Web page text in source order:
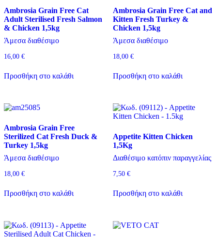
Αποθήκευση
Ambrosia Grain Free Cat
Adult Sterilised Fresh Salmon
& Chicken 1,5kg
Άμεσα διαθέσιμο
16,00 €
Προσθήκη στο καλάθι
Ambrosia Grain Free Cat and
Kitten Fresh Turkey &
Chicken 1,5kg
Άμεσα διαθέσιμο
18,00 €
Προσθήκη στο καλάθι
Ambrosia Grain Free
Sterilized Cat Fresh Duck &
Turkey 1,5kg
Άμεσα διαθέσιμο
18,00 €
Προσθήκη στο καλάθι
Appetite Kitten Chicken
1,5Kg
Διαθέσιμο κατόπιν παραγγελίας
7,50 €
Προσθήκη στο καλάθι